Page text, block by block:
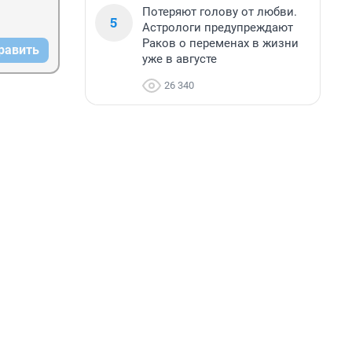
5
Потеряют голову от любви.
Астрологи предупреждают
Раков о переменах в жизни
уже в августе
26 340